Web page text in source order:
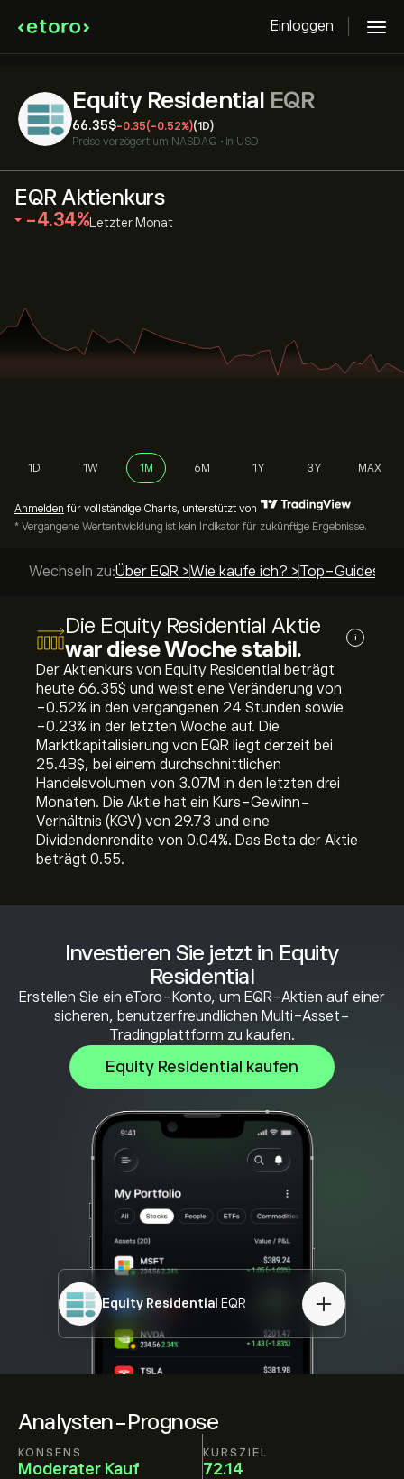
Einloggen
Equity Residential EQR
66.35‎$‎-0.35(-0.52%)(1D)
Preise verzögert um NASDAQ • in USD
Analysten-Prognose
KONSENS
Moderater Kauf
KURSZIEL
72.14
Investieren Sie jetzt in Equity
Residential
Erstellen Sie ein eToro-Konto, um EQR-Aktien auf einer
sicheren, benutzerfreundlichen Multi-Asset-
Tradingplattform zu kaufen.
Equity Residential kaufen
Equity Residential EQR
EQR Aktienkurs
‎-4.34‎ Letzter Monat
1D 1W 1M 6M 1Y 3Y MAX
Anmelden für vollständige Charts, unterstützt von
* Vergangene Wertentwicklung ist kein Indikator für zukünftige Ergebnisse.
Wechseln zu:Über EQR >Wie kaufe ich? >Top-Guides >
Die Equity Residential Aktie
war diese Woche stabil.
i
Der Aktienkurs von Equity Residential beträgt
heute 66.35‎$‎ und weist eine Veränderung von
‎-0.52‎% in den vergangenen 24 Stunden sowie
‎-0.23‎% in der letzten Woche auf. Die
Marktkapitalisierung von EQR liegt derzeit bei
25.4B‎$‎, bei einem durchschnittlichen
Handelsvolumen von 3.07M in den letzten drei
Monaten. Die Aktie hat ein Kurs-Gewinn-
Verhältnis (KGV) von 29.73 und eine
Dividendenrendite von 0.04%. Das Beta der Aktie
beträgt 0.55.